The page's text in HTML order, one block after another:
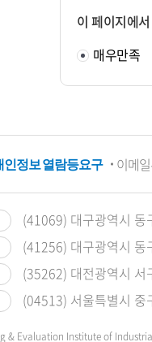
츠
정보
책임
이 페이지에
매우만족
인정보 열람등요구 이메
(41069) 대구광역시
(41256) 대구광역시
(35262) 대전광역시
(04513) 서울특별시 중
Evaluation Institute of